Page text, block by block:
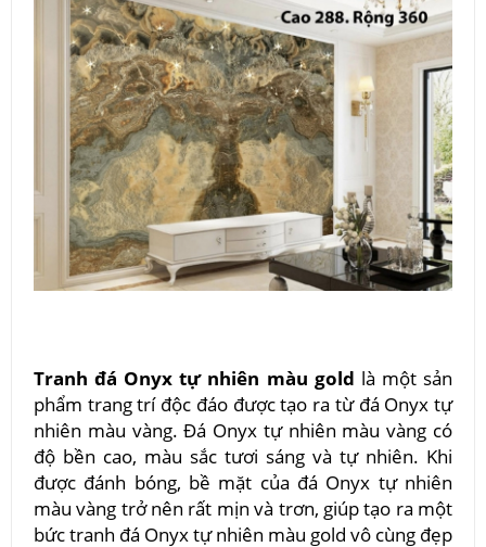
Tranh đá Onyx tự nhiên màu gold là một sản
phẩm trang trí độc đáo được tạo ra từ đá Onyx tự
nhiên màu vàng. Đá Onyx tự nhiên màu vàng có
độ bền cao, màu sắc tươi sáng và tự nhiên. Khi
được đánh bóng, bề mặt của đá Onyx tự nhiên
màu vàng trở nên rất mịn và trơn, giúp tạo ra một
bức tranh đá Onyx tự nhiên màu gold vô cùng đẹp